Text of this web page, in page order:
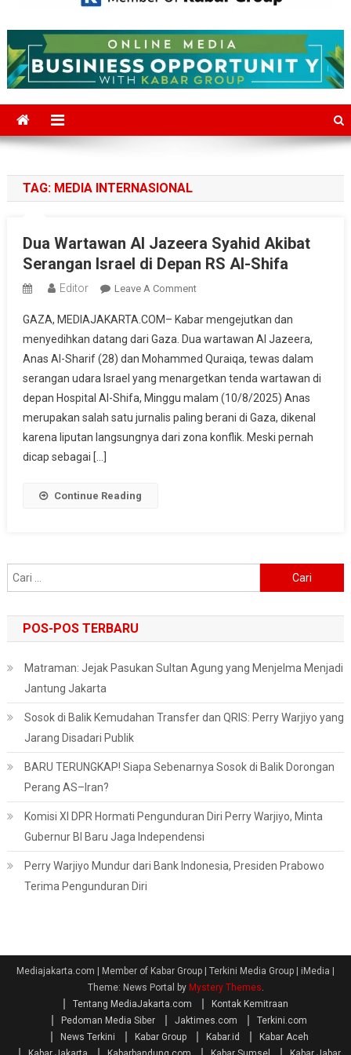
Mediajakarta.com
TAG: MEDIA INTERNASIONAL
Dua Wartawan Al Jazeera Syahid Akibat
Serangan Israel di Depan RS Al-Shifa
Editor Leave A CommentOn
Wartawan
Al
Jazeera
Syahid
Akibat
Serangan
Israel
GAZA, MEDIAJAKARTA.COM– Kabar mengejutkan dan
menyedihkan datang dari Gaza. Dua wartawan Al Jazeera,
Anas Al-Sharif (28) dan Mohammed Quraiqa, tewas dalam
serangan udara Israel yang menargetkan tenda wartawan di
depan Hospital Al-Shifa, Minggu malam (10/8/2025) Anas
merupakan salah satu jurnalis paling berani di Gaza, dikenal
karena liputan langsungnya dari zona konflik. Meski pernah
dicap sebagai […]
Continue Reading
untuk:
POS-POS TERBARU
Matraman: Jejak Pasukan Sultan Agung yang Menjelma Menjadi
Jantung Jakarta
Sosok di Balik Kemudahan Transfer dan QRIS: Perry Warjiyo yang
Jarang Disadari Publik
BARU TERUNGKAP! Siapa Sebenarnya Sosok di Balik Dorongan
Perang AS–Iran?
Komisi XI DPR Hormati Pengunduran Diri Perry Warjiyo, Minta
Gubernur BI Baru Jaga Independensi
Perry Warjiyo Mundur dari Bank Indonesia, Presiden Prabowo
Terima Pengunduran Diri
Mediajakarta.com | Member of Kabar Group | Terkini Media Group | iMedia
Theme: News Portal by Mystery Themes.
Tentang MediaJakarta.com
Kontak Kemitraan
Pedoman Media Siber
Jaktimes.com
Terkini.com
News Terkini
Kabar Group Kabar.id
Kabar Aceh